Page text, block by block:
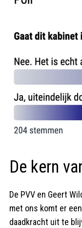
De kern
De PVV en Geert
met ons komt er
daadkracht uit te